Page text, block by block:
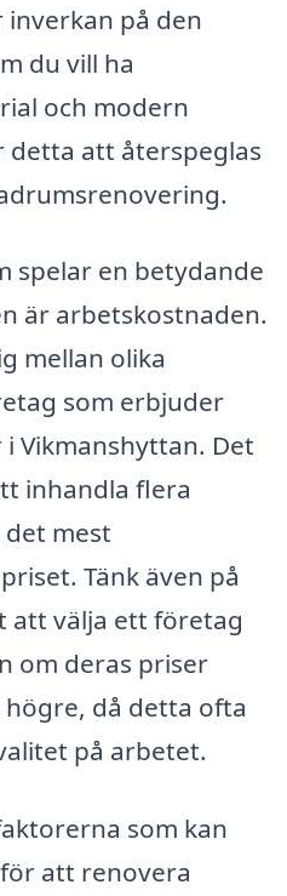
på den
du vill ha
och modern
att återspeglas
spelar en betydande
är arbetskostnaden.
mellan olika
som erbjuder
Vikmanshyttan. Det
inhandla flera
mest
Tänk även på
att välja ett företag
om deras priser
då detta ofta
på arbetet.
som kan
att renovera